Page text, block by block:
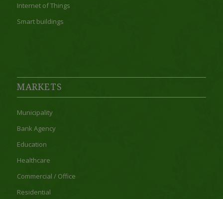
Internet of Things
Smart buildings
MARKETS
Municipality
Bank Agency
Education
Healthcare
Commercial / Office
Residential